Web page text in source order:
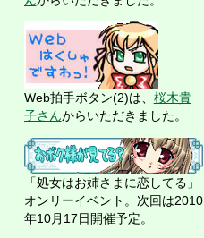
Web拍手ボタン(2)は、 桜木貴
子さんからいただきました。
「処女はお姉さまに恋してる」
オンリーイベント。次回は2010
年10月17日開催予定。